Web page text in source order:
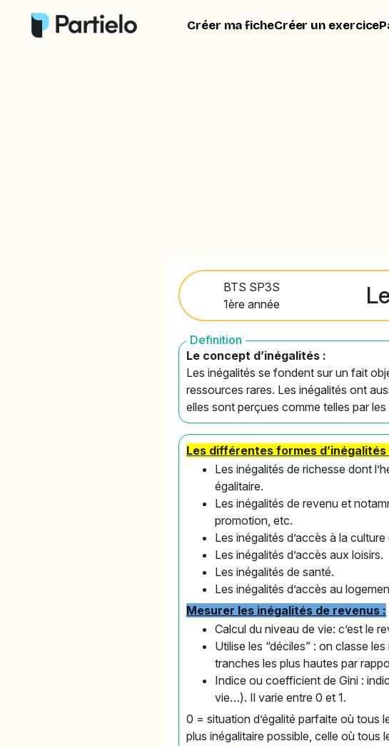
Créer ma ficheCréer un exercice
BTS SP3S
1ère année
Definition
Le concept d’inégalités :
Les inégalités se fondent sur un fait
ressources rares. Les inégalités ont
elles sont perçues comme telles par les
Les différentes formes d’inégalités
Les inégalités de richesse dont
égalitaire.
Les inégalités de revenu et
promotion, etc.
Les inégalités d’accès à la
Les inégalités d’accès aux loisirs.
Les inégalités de santé.
Les inégalités d’accès au
Mesurer les inégalités de revenus :
Calcul du niveau de vie: c’est le
Utilise les “déciles” : on classe
tranches les plus hautes par
Indice ou coefficient de Gini :
vie…). Il varie entre 0 et 1.
0 = situation d’égalité parfaite où tous
plus inégalitaire possible, celle où tous